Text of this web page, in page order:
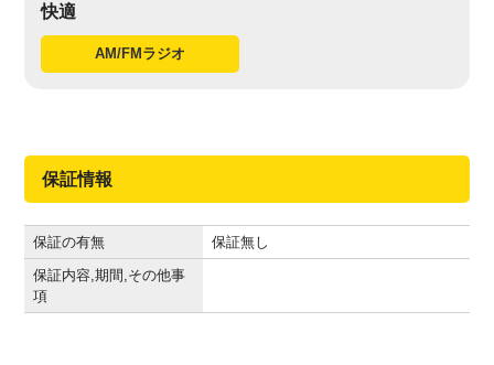
快適
AM/FMラジオ
保証情報
保証の有無
保証無し
保証内容,期間,その他事
項